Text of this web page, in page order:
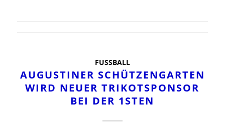
FUSSBALL
AUGUSTINER SCHÜTZENGARTEN
WIRD NEUER TRIKOTSPONSOR
BEI DER 1STEN